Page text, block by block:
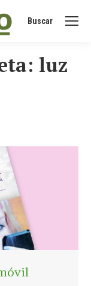
Buscar:
Buscar
luz